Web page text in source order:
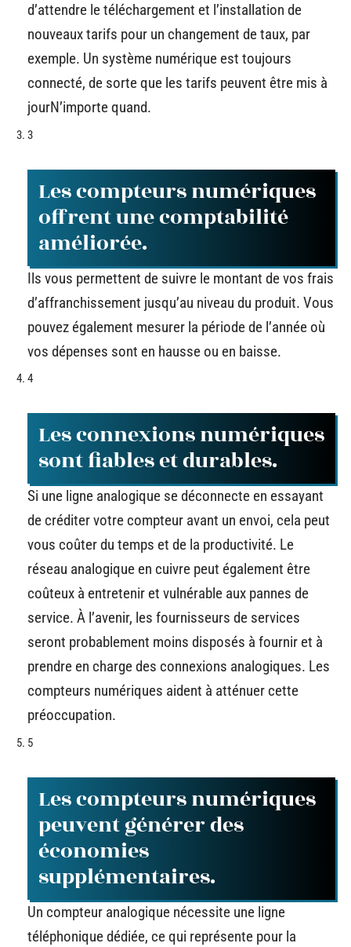
d’attendre le téléchargement et l’installation de
nouveaux tarifs pour un changement de taux, par
exemple. Un système numérique est toujours
connecté, de sorte que les tarifs peuvent être mis à
jourN’importe quand.
3
Les compteurs numériques
offrent une comptabilité
améliorée.
Ils vous permettent de suivre le montant de vos frais
d’affranchissement jusqu’au niveau du produit. Vous
pouvez également mesurer la période de l’année où
vos dépenses sont en hausse ou en baisse.
4
Les connexions numériques
sont fiables et durables.
Si une ligne analogique se déconnecte en essayant
de créditer votre compteur avant un envoi, cela peut
vous coûter du temps et de la productivité. Le
réseau analogique en cuivre peut également être
coûteux à entretenir et vulnérable aux pannes de
service. À l’avenir, les fournisseurs de services
seront probablement moins disposés à fournir et à
prendre en charge des connexions analogiques. Les
compteurs numériques aident à atténuer cette
préoccupation.
5
Les compteurs numériques
peuvent générer des
économies
supplémentaires.
Un compteur analogique nécessite une ligne
téléphonique dédiée, ce qui représente pour la